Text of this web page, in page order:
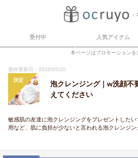
受付中 人気アイテム
本ページはプロモーションを
最終更新日：2026/05/20
決定
泡クレンジング｜w洗顔不
えてください
敏感肌の友達に泡クレンジングをプレゼントした
用など、肌に負担が少ないと言われる泡クレンジ